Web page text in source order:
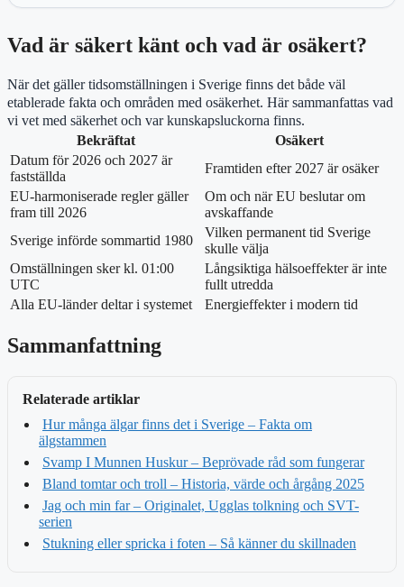
Vad är säkert känt och vad är osäkert?
När det gäller tidsomställningen i Sverige finns det både väl
etablerade fakta och områden med osäkerhet. Här sammanfattas vad
vi vet med säkerhet och var kunskapsluckorna finns.
Bekräftat
Osäkert
Datum för 2026 och 2027 är
fastställda
Framtiden efter 2027 är osäker
EU-harmoniserade regler gäller
fram till 2026
Om och när EU beslutar om
avskaffande
Sverige införde sommartid 1980
Vilken permanent tid Sverige
skulle välja
Omställningen sker kl. 01:00
UTC
Långsiktiga hälsoeffekter är inte
fullt utredda
Alla EU-länder deltar i systemet
Energieffekter i modern tid
Sammanfattning
Relaterade artiklar
Hur många älgar finns det i Sverige – Fakta om
älgstammen
Svamp I Munnen Huskur – Beprövade råd som fungerar
Bland tomtar och troll – Historia, värde och årgång 2025
Jag och min far – Originalet, Ugglas tolkning och SVT-
serien
Stukning eller spricka i foten – Så känner du skillnaden